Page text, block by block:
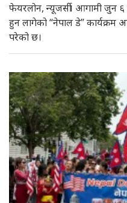
फेयरलोन, न्यूजर्सी। आगामी जुन
हुन लागेको “नेपाल डे” कार्यक्रम
परेको छ।